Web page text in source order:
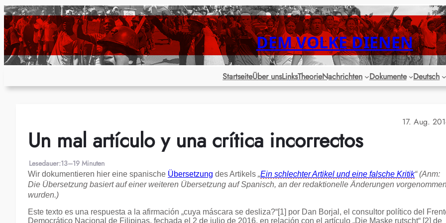
Zum
Inhalt
springen
DEM VOLKE DIENEN
StartseiteÜber unsLinksTheorieNachrichten Dokumente Deutsch
17. Aug.
Un mal artículo y una crítica incorrectos
Lesedauer:13–19 Minuten
Wir dokumentieren hier eine spanische Übersetzung des Artikels „Ein schlechter Artikel und eine falsche Kritik“ (Anm:
Die Übersetzung basiert auf einer weiteren Übersetzung auf Spanisch, an der redaktionelle Änderungen
wurden.)
Este texto es una respuesta a la afirmación „cuya máscara se desliza?“[1] por Dan Borjal, el consultor político del
Democrático Nacional de Filipinas, fechada el 2 de julio de 2016, en relación con el artículo „Die Maske rutscht“ [2] de